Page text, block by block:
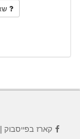
קארז בפייסבוק